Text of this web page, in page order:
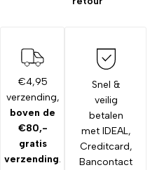
€4,95
verzending,
boven de
€80,-
gratis
verzending.
Snel &
veilig
betalen
met IDEAL,
Creditcard,
Bancontact